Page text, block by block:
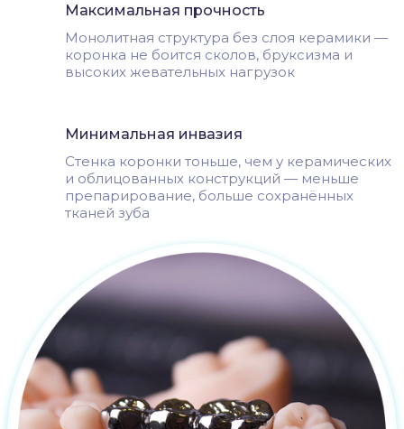
Максимальная прочность
Монолитная структура без слоя керамики —
коронка не боится сколов, бруксизма и
высоких жевательных нагрузок
Минимальная инвазия
Стенка коронки тоньше, чем у керамических
и облицованных конструкций — меньше
препарирование, больше сохранённых
тканей зуба